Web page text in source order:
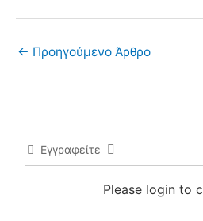
← Προηγούμενο Άρθρο
Εγγραφείτε
Please login to